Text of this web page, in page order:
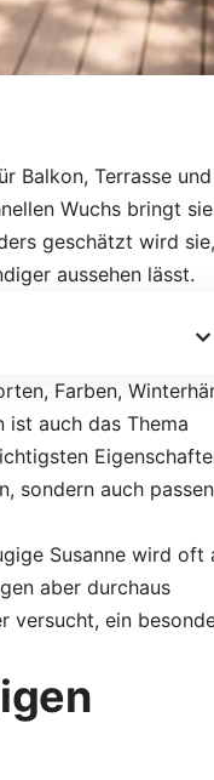
Balkon, Terrasse und
Wuchs bringt sie
geschätzt wird sie,
aussehen lässt.
Farben,
auch das Thema
sondern auch
Susanne wird oft
aber durchaus
versucht, ein